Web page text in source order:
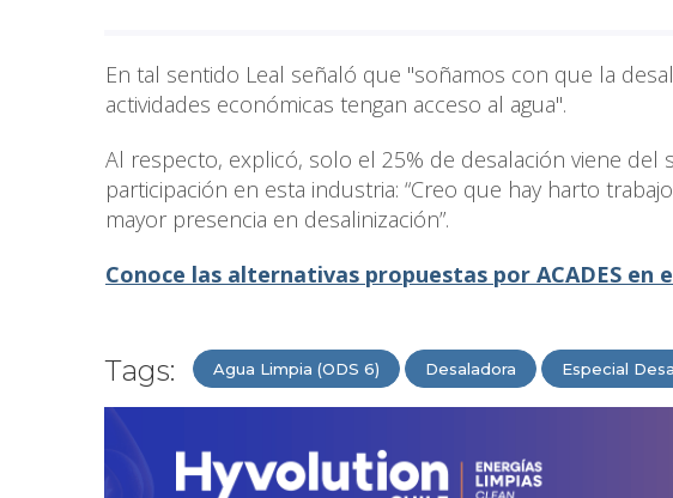
En tal sentido Leal señaló que "soñamos con que la
actividades económicas tengan acceso al agua".
Al respecto, explicó, solo el 25% de desalación viene
participación en esta industria: “Creo que hay harto
mayor presencia en desalinización”.
Conoce las alternativas propuestas por ACADES en
Tags: Agua Limpia (ODS 6) Desaladora Especial